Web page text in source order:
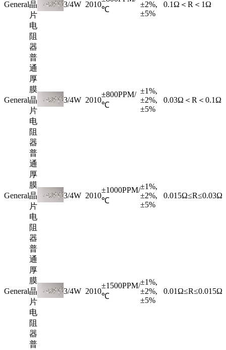
General晶
片
电
阻
器
3/4W 2010
℃
±2%,
±5%
0.1Ω＜R＜1Ω
General
普
通
厚
膜
晶
片
电
阻
器
3/4W 2010
±800PPM/
℃
±1%,
±2%,
±5%
0.03Ω＜R＜0.1Ω
General
普
通
厚
膜
晶
片
电
阻
器
3/4W 2010
±1000PPM/
℃
±1%,
±2%,
±5%
0.015Ω≤R≤0.03Ω
General
普
通
厚
膜
晶
片
电
阻
器
3/4W 2010
±1500PPM/
℃
±1%,
±2%,
±5%
0.01Ω≤R≤0.015Ω
普